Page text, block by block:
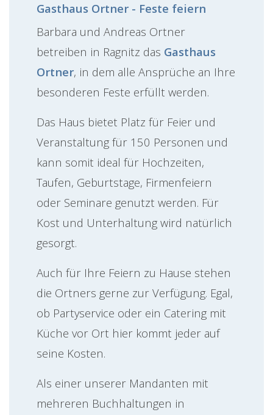
Gasthaus Ortner - Feste feiern
Barbara und Andreas Ortner
betreiben in Ragnitz das Gasthaus
Ortner, in dem alle Ansprüche an Ihre
besonderen Feste erfüllt werden.
Das Haus bietet Platz für Feier und
Veranstaltung für 150 Personen und
kann somit ideal für Hochzeiten,
Taufen, Geburtstage, Firmenfeiern
oder Seminare genutzt werden. Für
Kost und Unterhaltung wird natürlich
gesorgt.
Auch für Ihre Feiern zu Hause stehen
die Ortners gerne zur Verfügung. Egal,
ob Partyservice oder ein Catering mit
Küche vor Ort hier kommt jeder auf
seine Kosten.
Als einer unserer Mandanten mit
mehreren Buchhaltungen in